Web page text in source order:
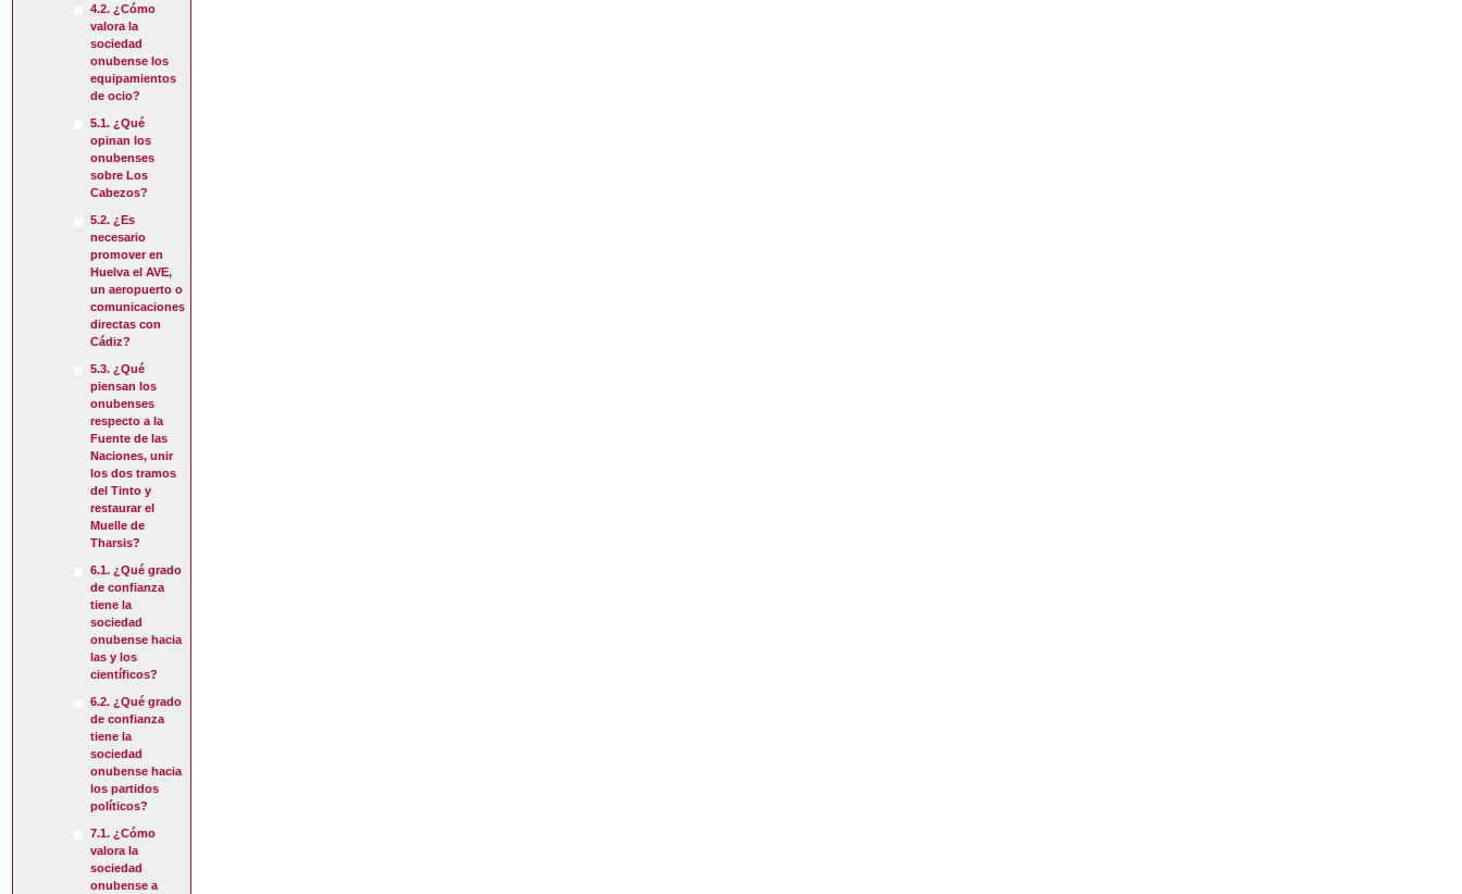
4.2. ¿Cómo
valora la
sociedad
onubense los
equipamientos
de ocio?
5.1. ¿Qué
opinan los
onubenses
sobre Los
Cabezos?
5.2. ¿Es
necesario
promover en
Huelva el AVE,
un aeropuerto o
comunicaciones
directas con
Cádiz?
5.3. ¿Qué
piensan los
onubenses
respecto a la
Fuente de las
Naciones, unir
los dos tramos
del Tinto y
restaurar el
Muelle de
Tharsis?
6.1. ¿Qué grado
de confianza
tiene la
sociedad
onubense hacia
las y los
científicos?
6.2. ¿Qué grado
de confianza
tiene la
sociedad
onubense hacia
los partidos
políticos?
7.1. ¿Cómo
valora la
sociedad
onubense a